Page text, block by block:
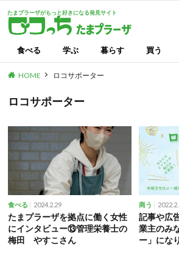
たまプラーザがもっと好きになる発見サイト
食べる 学ぶ 暮らす 買う
HOME ロコサポーター
ロコサポーター
食べる 2024.2.29
たまプラーザを拠点に働く女性
にインタビュー⑬管理栄養士の
梅田 やすこさん
商う
記事や広
業主のみ
ー」にな